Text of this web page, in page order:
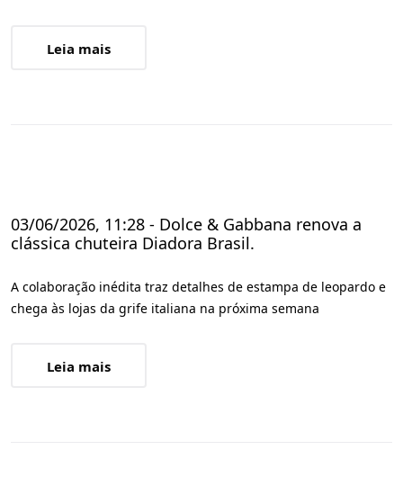
Leia mais
03/06/2026, 11:28 - Dolce & Gabbana renova a
clássica chuteira Diadora Brasil.
A colaboração inédita traz detalhes de estampa de leopardo e
chega às lojas da grife italiana na próxima semana
Leia mais